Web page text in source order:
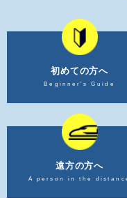
初めての方へ
Beginner's Guide
遠方の方へ
A person in the